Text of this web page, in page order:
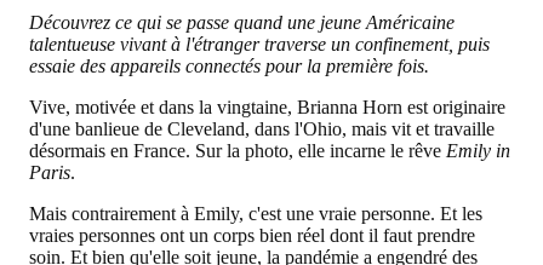
Découvrez ce qui se passe quand une jeune Américaine
talentueuse vivant à l'étranger traverse un confinement, puis
essaie des appareils connectés pour la première fois.
Vive, motivée et dans la vingtaine, Brianna Horn est originaire
d'une banlieue de Cleveland, dans l'Ohio, mais vit et travaille
désormais en France. Sur la photo, elle incarne le rêve Emily in
Paris.
Mais contrairement à Emily, c'est une vraie personne. Et les
vraies personnes ont un corps bien réel dont il faut prendre
soin. Et bien qu'elle soit jeune, la pandémie a engendré des